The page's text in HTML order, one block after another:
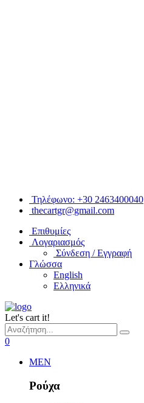
Τηλέφωνο: +30 2463400040
thecartgr@gmail.com
Επιθυμίες
Λογαριασμός
Σύνδεση / Εγγραφή
Γλώσσα
English
Ελληνικά
Let's cart it!
0
MEN
Ρούχα